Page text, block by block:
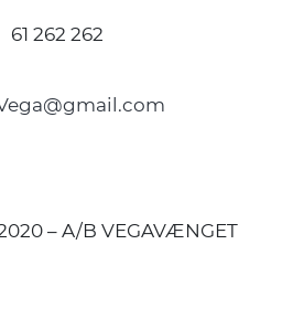
61 262 262
– A/B VEGAVÆNGET